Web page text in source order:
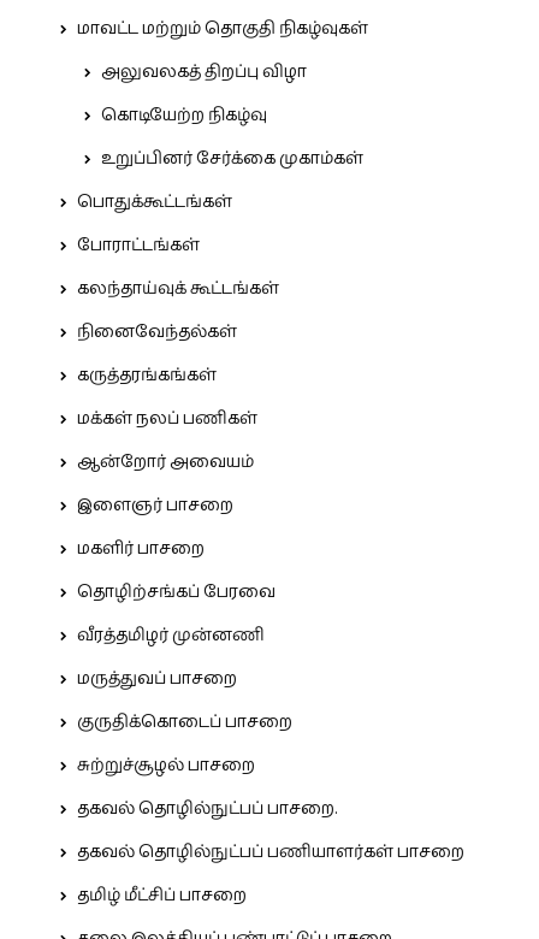
மாவட்ட மற்றும் தொகுதி நிகழ்வுகள்
அலுவலகத் திறப்பு விழா
கொடியேற்ற நிகழ்வு
உறுப்பினர் சேர்க்கை முகாம்கள்
பொதுக்கூட்டங்கள்
போராட்டங்கள்
கலந்தாய்வுக் கூட்டங்கள்
நினைவேந்தல்கள்
கருத்தரங்கங்கள்
மக்கள் நலப் பணிகள்
ஆன்றோர் அவையம்
இளைஞர் பாசறை
மகளிர் பாசறை
தொழிற்சங்கப் பேரவை
வீரத்தமிழர் முன்னணி
மருத்துவப் பாசறை
குருதிக்கொடைப் பாசறை
சுற்றுச்சூழல் பாசறை
தகவல் தொழில்நுட்பப் பாசறை.
தகவல் தொழில்நுட்பப் பணியாளர்கள் பாசறை
தமிழ் மீட்சிப் பாசறை